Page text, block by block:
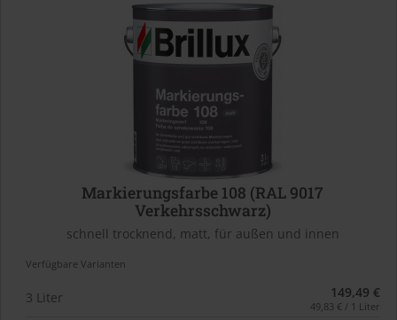
Markierungsfarbe 108 (RAL 9017
Verkehrsschwarz)
schnell trocknend, matt, für außen und innen
Verfügbare Varianten
3 Liter 149,49 €
49,83 € / 1 Liter